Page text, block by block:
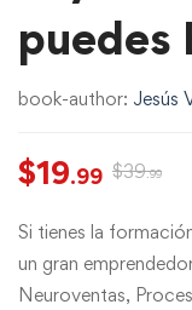
puedes
book-author: Jesús
$19.99 $39.99
Si tienes la
un gran
Neuroventas,